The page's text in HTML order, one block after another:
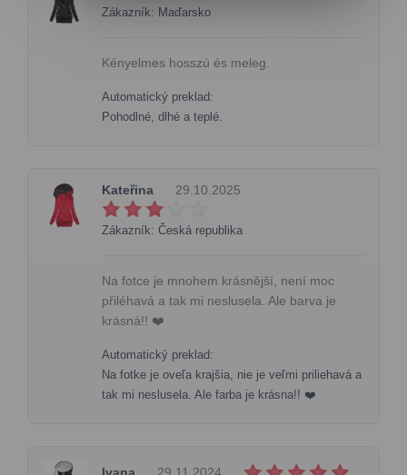
Zákazník: Maďarsko
Kényelmes hosszú és meleg.
Automatický preklad:
Pohodlné, dlhé a teplé.
Kateřina 29.10.2025
Zákazník: Česká republika
Na fotce je mnohem krásnější, není moc
přiléhavá a tak mi neslusela. Ale barva je
krásná!! ❤️
Automatický preklad:
Na fotke je oveľa krajšia, nie je veľmi priliehavá a
tak mi neslusela. Ale farba je krásna!! ❤️